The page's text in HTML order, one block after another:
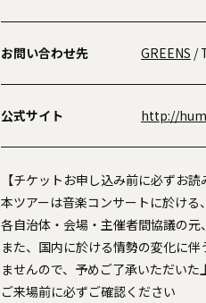
お問い合わせ先 GREENS /
公式サイト http://
【チケットお申し込み前に必ずお読
本ツアーは音楽コンサートに於ける
各自治体・会場・主催者間協議の元
また、国内に於ける情勢の変化に
ませんので、予めご了承いただいた
ご来場前に必ずご確認ください